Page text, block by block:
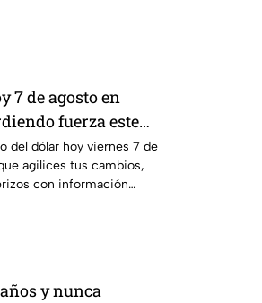
7 de agosto en
fuerza este
del dólar hoy viernes 7 de
agilices tus cambios,
con información
y nunca